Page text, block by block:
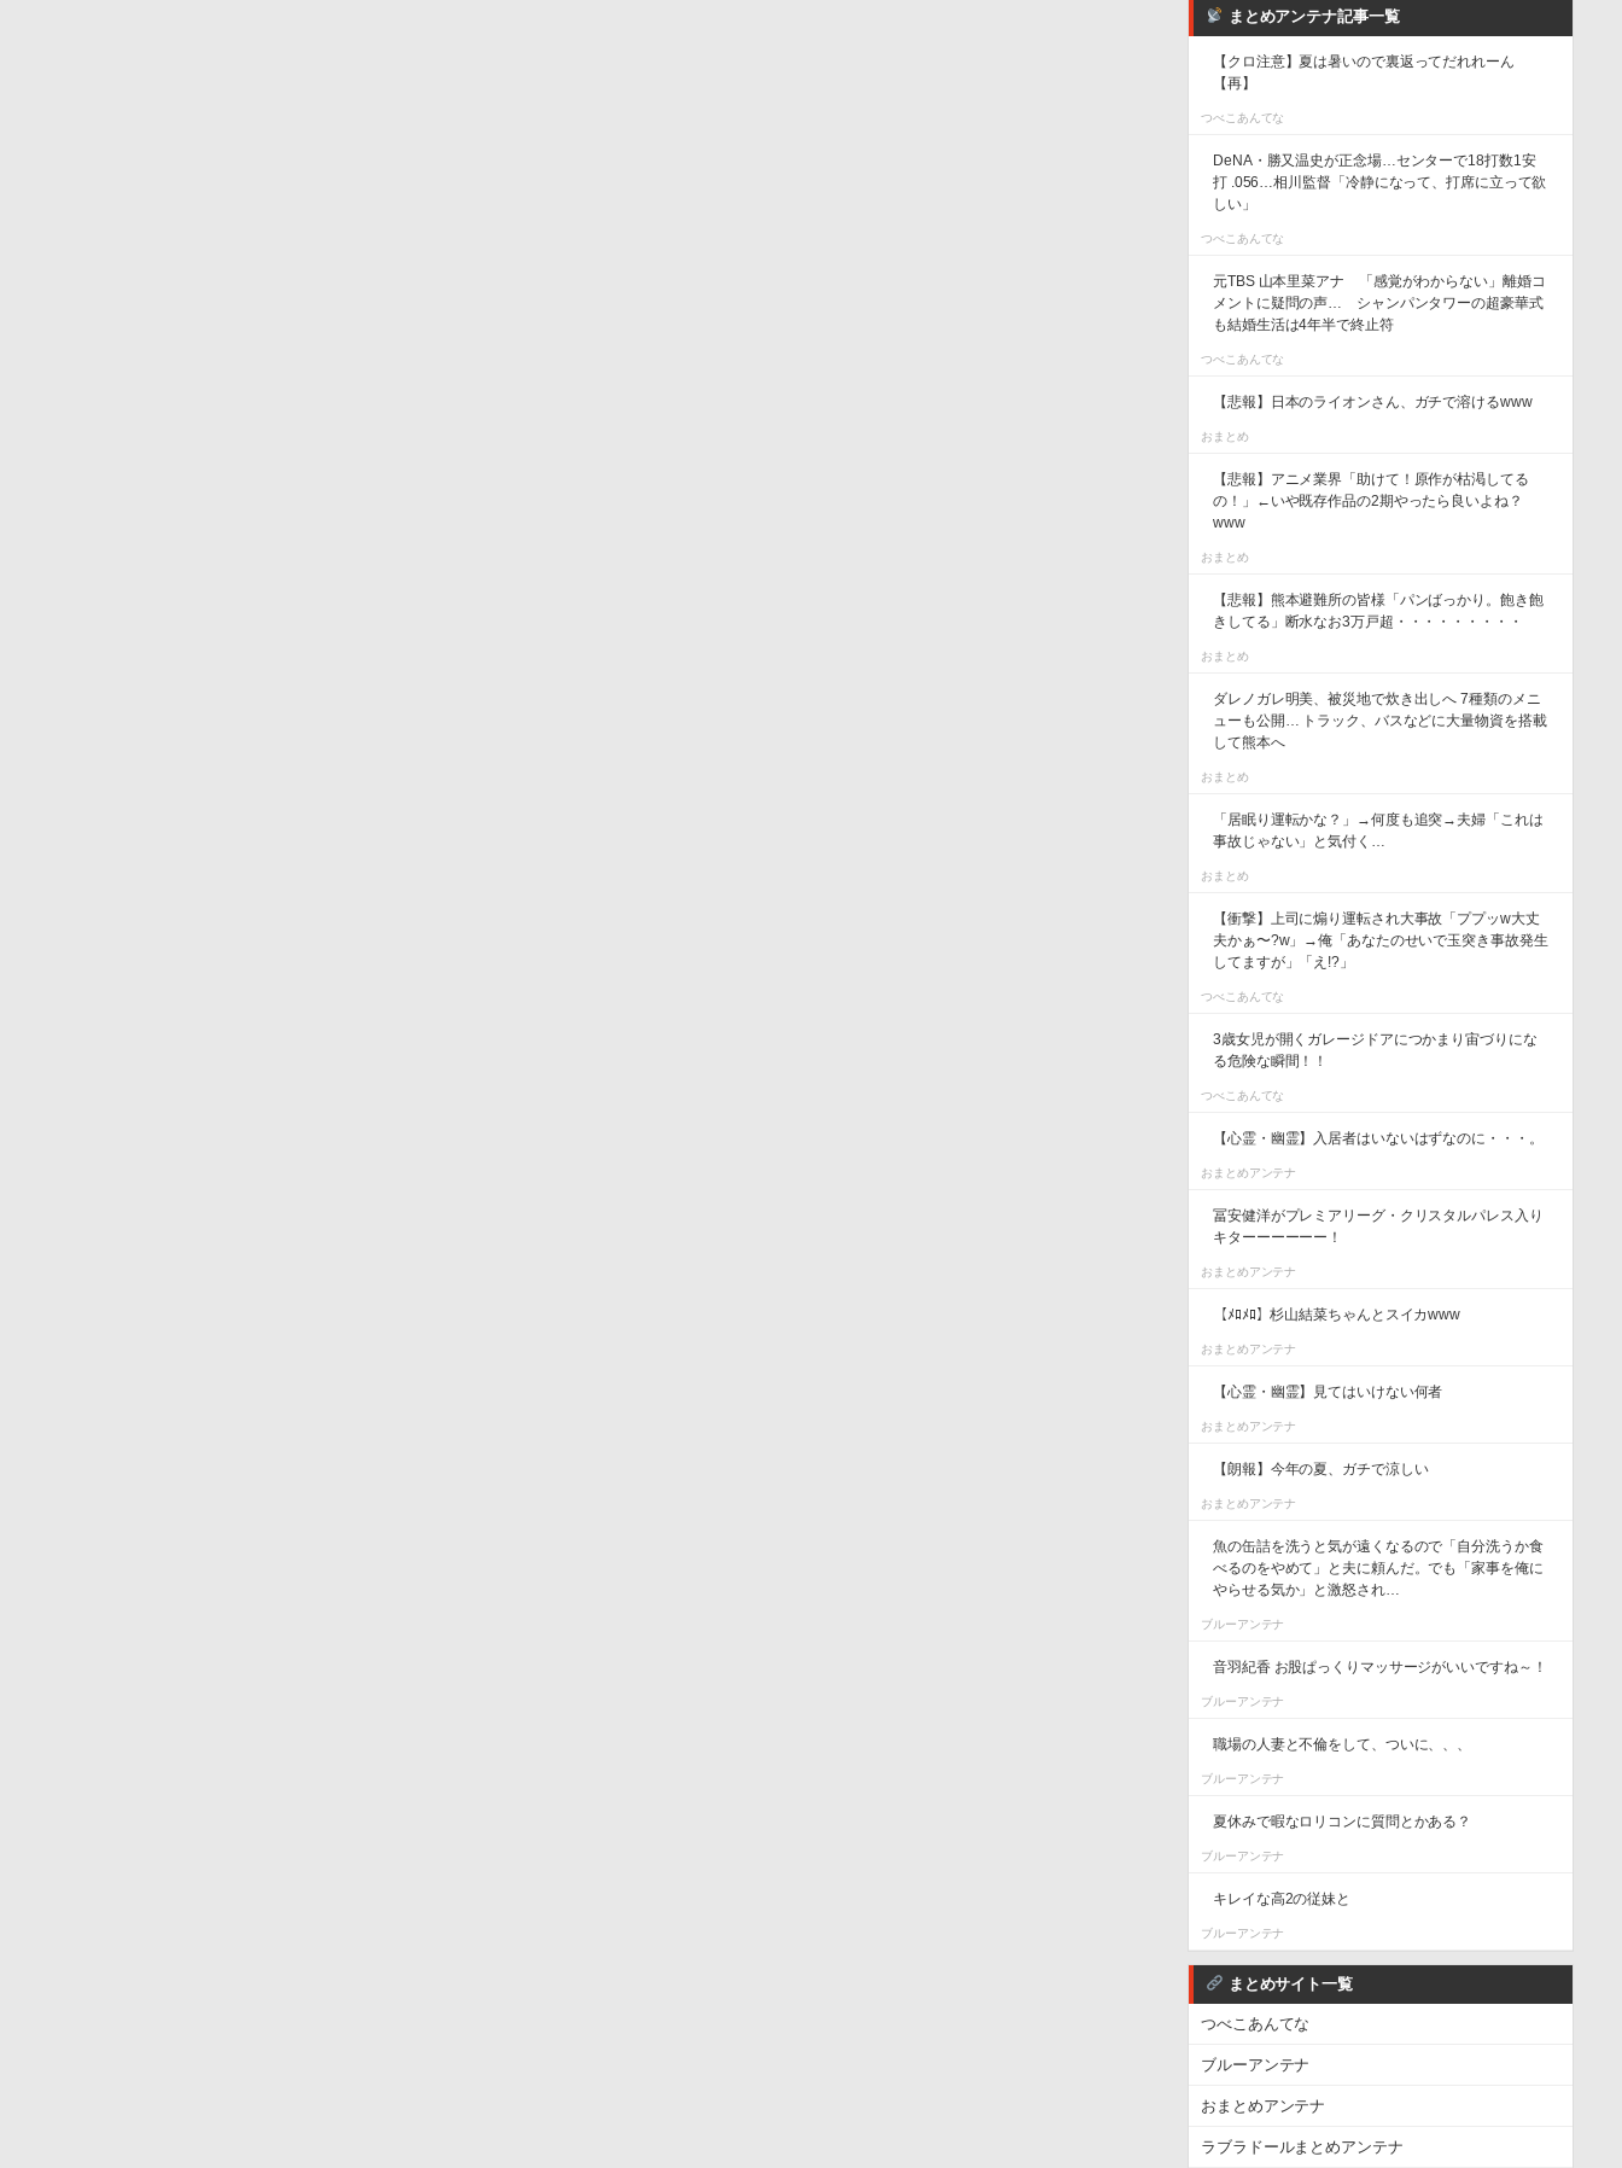
まとめアンテナ記事一覧
【クロ注意】夏は暑いので裏返ってだれれーん
【再】
つべこあんてな
DeNA・勝又温史が正念場…センターで18打数1安
打 .056…相川監督「冷静になって、打席に立って欲
しい」
つべこあんてな
元TBS 山本里菜アナ 「感覚がわからない」離婚コ
メントに疑問の声… シャンパンタワーの超豪華式
も結婚生活は4年半で終止符
つべこあんてな
【悲報】日本のライオンさん、ガチで溶けるwww
おまとめ
【悲報】アニメ業界「助けて！原作が枯渇してる
の！」←いや既存作品の2期やったら良いよね？
www
おまとめ
【悲報】熊本避難所の皆様「パンばっかり。飽き飽
きしてる」断水なお3万戸超・・・・・・・・・
おまとめ
ダレノガレ明美、被災地で炊き出しへ 7種類のメニ
ューも公開… トラック、バスなどに大量物資を搭載
して熊本へ
おまとめ
「居眠り運転かな？」→何度も追突→夫婦「これは
事故じゃない」と気付く…
おまとめ
【衝撃】上司に煽り運転され大事故「ププッw大丈
夫かぁ〜?w」→俺「あなたのせいで玉突き事故発生
してますが」「え!?」
つべこあんてな
3歳女児が開くガレージドアにつかまり宙づりにな
る危険な瞬間！！
つべこあんてな
【心霊・幽霊】入居者はいないはずなのに・・・。
おまとめアンテナ
冨安健洋がプレミアリーグ・クリスタルパレス入り
キターーーーーー！
おまとめアンテナ
【ﾒﾛﾒﾛ】杉山結菜ちゃんとスイカwww
おまとめアンテナ
【心霊・幽霊】見てはいけない何者
おまとめアンテナ
【朗報】今年の夏、ガチで涼しい
おまとめアンテナ
魚の缶詰を洗うと気が遠くなるので「自分洗うか食
べるのをやめて」と夫に頼んだ。でも「家事を俺に
やらせる気か」と激怒され…
ブルーアンテナ
音羽紀香 お股ぱっくりマッサージがいいですね～！
ブルーアンテナ
職場の人妻と不倫をして、ついに、、、
ブルーアンテナ
夏休みで暇なロリコンに質問とかある？
ブルーアンテナ
キレイな高2の従妹と
ブルーアンテナ
まとめサイト一覧
つべこあんてな
ブルーアンテナ
おまとめアンテナ
ラブラドールまとめアンテナ